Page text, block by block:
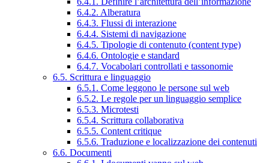
6.4.2. Alberatura
6.4.3. Flussi di interazione
6.4.4. Sistemi di navigazione
6.4.5. Tipologie di contenuto (content type)
6.4.6. Ontologie e standard
6.4.7. Vocabolari controllati e tassonomie
6.5. Scrittura e linguaggio
6.5.1. Come leggono le persone sul web
6.5.2. Le regole per un linguaggio semplice
6.5.3. Microtesti
6.5.4. Scrittura collaborativa
6.5.5. Content critique
6.5.6. Traduzione e localizzazione dei contenuti
6.6. Documenti